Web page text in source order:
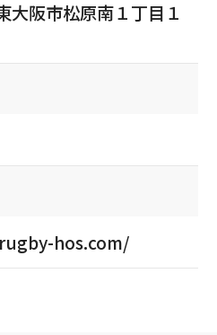
大阪市松原南１丁目１
hos.com/